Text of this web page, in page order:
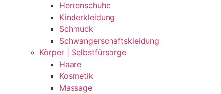
Herrenschuhe
Kinderkleidung
Schmuck
Schwangerschaftskleidung
Körper | Selbstfürsorge
Haare
Kosmetik
Massage